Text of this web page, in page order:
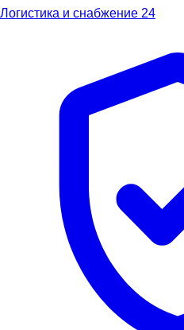
Логистика и снабжение 24